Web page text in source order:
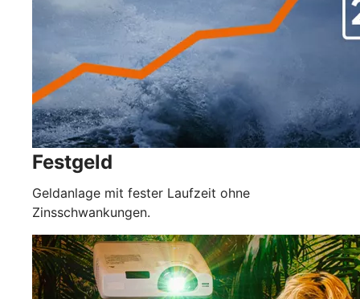
Festgeld
Geldanlage mit fester Laufzeit ohne
Zinsschwankungen.